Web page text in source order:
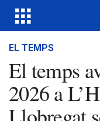
EL TEMPS
El temps
2026 a